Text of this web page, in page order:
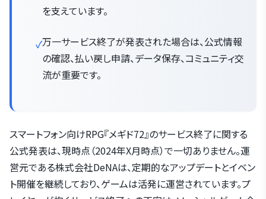
を支えています。
万一サービス終了が発表された場合は、公式情報
の確認、払い戻し申請、データ保存、コミュニティ交
流が重要です。
スマートフォン向けRPG『メギド72』のサービス終了に関する
公式発表は、現時点（2024年X月時点）で一切ありません。運
営元である株式会社DeNAは、定期的なアップデートとイベン
ト開催を継続しており、ゲームは活発に運営されています。プ